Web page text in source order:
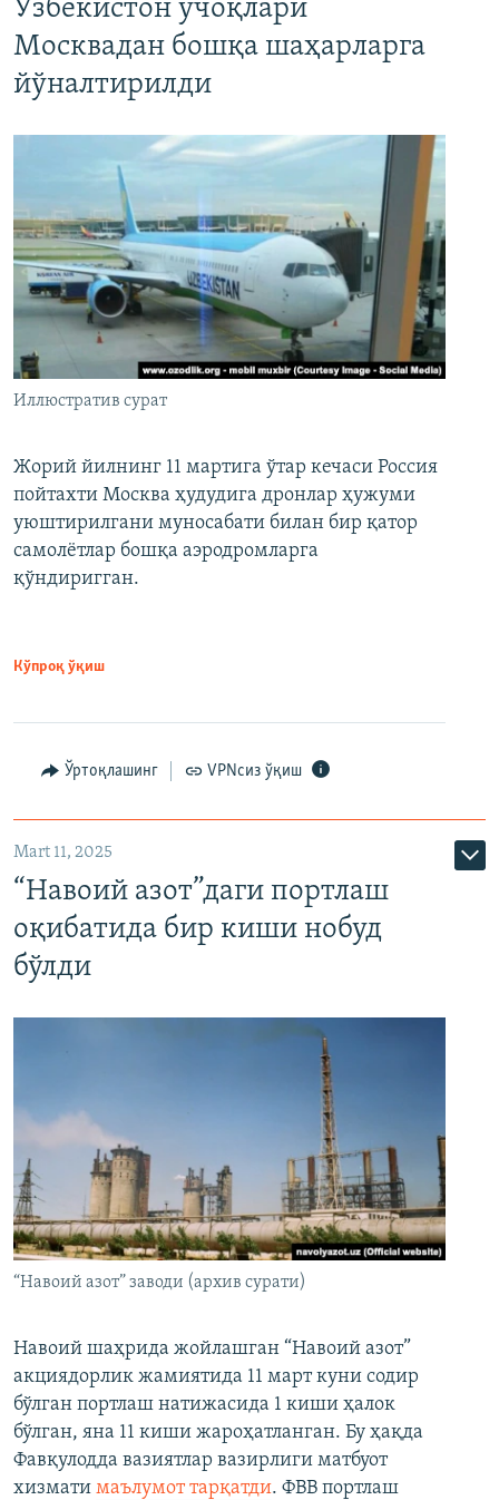
Ўзбекистон учоқлари
Москвадан бошқа шаҳарларга
йўналтирилди
Иллюстратив сурат
Жорий йилнинг 11 мартига ўтар кечаси Россия
пойтахти Москва ҳудудига дронлар ҳужуми
уюштирилгани муносабати билан бир қатор
самолётлар бошқа аэродромларга
қўндиригган.
Кўпроқ ўқиш
Ўртоқлашинг VPNсиз ўқиш
Mart 11, 2025
“Навоий азот”даги портлаш
оқибатида бир киши нобуд
бўлди
“Навоий азот” заводи (архив сурати)
Навоий шаҳрида жойлашган “Навоий азот”
акциядорлик жамиятида 11 март куни содир
бўлган портлаш натижасида 1 киши ҳалок
бўлган, яна 11 киши жароҳатланган. Бу ҳақда
Фавқулодда вазиятлар вазирлиги матбуот
хизмати маълумот тарқатди. ФВВ портлаш